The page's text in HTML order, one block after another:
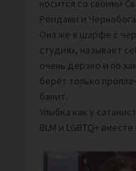
носится со своими
Роидами и
Она же в шарфе с
студиях, называет
очень дерзко и по
берёт только
банит.
Улыбка как у
BLM и LGBTQ+